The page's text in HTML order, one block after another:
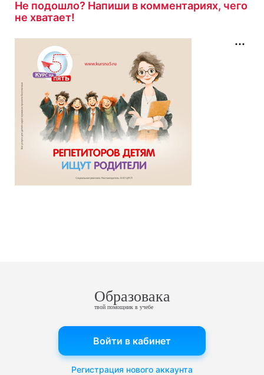
Не подошло? Напиши в комментариях, чего
не хватает!
Образовака
твой помощник в учебе
Войти в кабинет
Регистрация нового аккаунта